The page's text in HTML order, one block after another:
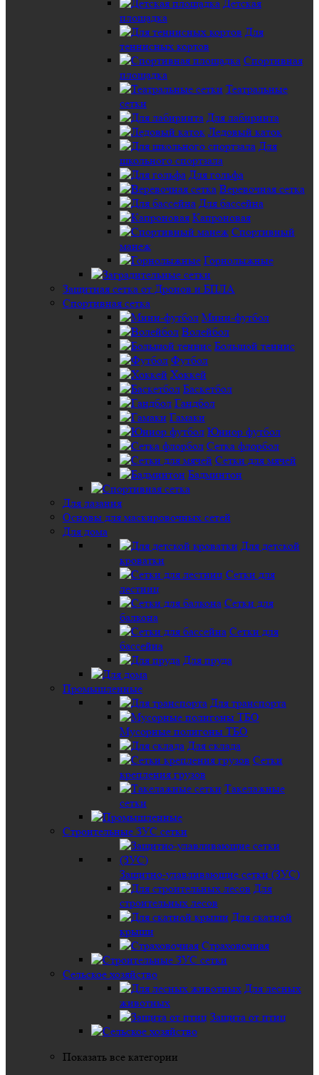
Детская
площадка
Для
теннисных кортов
Спортивная
площадка
Театральные
сетки
Для лабиринта
Ледовый каток
Для
школьного спортзала
Для гольфа
Веревочная сетка
Для бассейна
Капроновая
Спортивный
манеж
Горнолыжные
Защитная сетка от Дронов и БПЛА
Спортивная сетка
Мини-футбол
Волейбол
Большой теннис
Футбол
Хоккей
Баскетбол
Гандбол
Гамаки
Юниор футбол
Сетка флорбол
Сетки для мячей
Бадминтон
Для лазания
Основы для маскировочных сетей
Для дома
Для детской
кроватки
Сетки для
лестниц
Сетки для
балкона
Сетки для
бассейна
Для пруда
Промышленные
Для транспорта
Мусорные полигоны ТБО
Для склада
Сетки
крепления грузов
Такелажные
сетки
Строительные ЗУС сетки
Защитно-улавливающие сетки (ЗУС)
Для
строительных лесов
Для скатной
крыши
Страховочная
Сельское хозяйство
Для лесных
животных
Защита от птиц
Показать все категории